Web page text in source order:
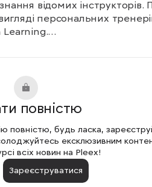
відомих інструкторів.
персональних
Learning.
до Recruiter 2024, що
повністю
повністю, будь ласка,
ексклюзивним
всіх новин на Pleex!
Зареєструватися